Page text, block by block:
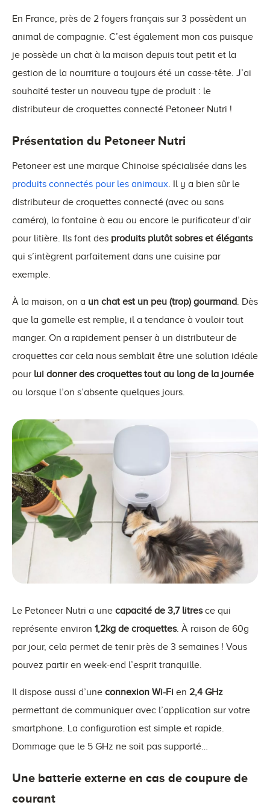
En France, près de 2 foyers français sur 3 possèdent un
animal de compagnie. C’est également mon cas puisque
je possède un chat à la maison depuis tout petit et la
gestion de la nourriture a toujours été un casse-tête. J’ai
souhaité tester un nouveau type de produit : le
distributeur de croquettes connecté Petoneer Nutri !
Présentation du Petoneer Nutri
Petoneer est une marque Chinoise spécialisée dans les
produits connectés pour les animaux. Il y a bien sûr le
distributeur de croquettes connecté (avec ou sans
caméra), la fontaine à eau ou encore le purificateur d’air
pour litière. Ils font des produits plutôt sobres et élégants
qui s’intègrent parfaitement dans une cuisine par
exemple.
À la maison, on a un chat est un peu (trop) gourmand. Dès
que la gamelle est remplie, il a tendance à vouloir tout
manger. On a rapidement penser à un distributeur de
croquettes car cela nous semblait être une solution idéale
pour lui donner des croquettes tout au long de la journée
ou lorsque l’on s’absente quelques jours.
Le Petoneer Nutri a une capacité de 3,7 litresce qui
représente environ 1,2kg de croquettes. À raison de 60g
par jour, cela permet de tenir près de 3 semaines ! Vous
pouvez partir en week-end l’esprit tranquille.
Il dispose aussi d’une connexion Wi-Fi en 2,4 GHz
permettant de communiquer avec l’application sur votre
smartphone. La configuration est simple et rapide.
Dommage que le 5 GHz ne soit pas supporté…
Une batterie externe en cas de coupure de
courant